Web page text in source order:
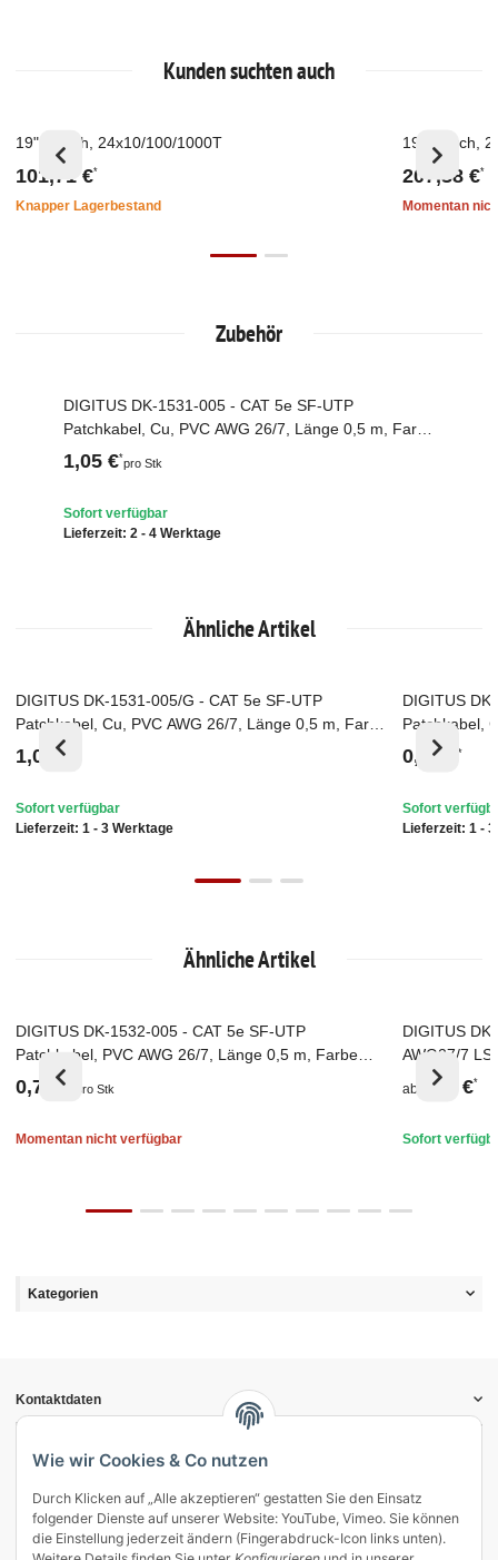
Wie wir Cookies & Co nutzen
Durch Klicken auf „Alle akzeptieren“ gestatten Sie den Einsatz
folgender Dienste auf unserer Website: YouTube, Vimeo. Sie können
die Einstellung jederzeit ändern (Fingerabdruck-Icon links unten).
Kunden suchten auch
19" Switch, 24x10/100/1000T
101,71 €*
Knapper Lagerbestand
19" Switch,
207,38 €*
Momentan
Zubehör
Top
DIGITUS DK-1531-005 - CAT 5e SF-UTP
Patchkabel, Cu, PVC AWG 26/7, Länge 0,5 m, Farbe
Grau
1,05 €*pro Stk
Sofort verfügbar
Lieferzeit: 2 - 4 Werktage
Ähnliche Artikel
Top
DIGITUS DK-1531-005/G - CAT 5e SF-UTP
Patchkabel, Cu, PVC AWG 26/7, Länge 0,5 m, Farbe
Grün
1,05 €
Sofort verfügbar
Lieferzeit: 1 - 3 Werktage
Top
DIGITUS
Patchkabel,
Grün
0,75 € *
Sofort
Lieferzeit: 1 -
Ähnliche Artikel
Ausverkauft
DIGITUS DK-1532-005 - CAT 5e SF-UTP
Patchkabel, PVC AWG 26/7, Länge 0,5 m, Farbe
Grau
0,72 € pro Stk
Momentan nicht verfügbar
Auf Lager
DIGITUS
AWG27/7
ab 1,05 €*
Sofort
Kategorien
Kontaktdaten
Informationen
Gesetzliche Informationen
Vertrag widerrufen
Zahlung & Versand